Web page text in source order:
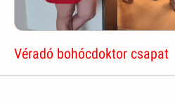
Véradó bohócdoktor csapat